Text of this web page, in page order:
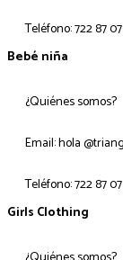
Teléfono: 722 87
Bebé niña
¿Quiénes somos?
Email: hola
Teléfono: 722 87
Girls Clothing